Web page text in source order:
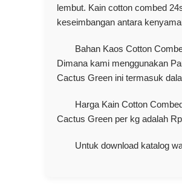
lembut. Kain cotton combed
keseimbangan antara
Bahan Kaos Cotton
Dimana kami menggunakan
Cactus Green ini termasuk
Harga Kain Cotton
Cactus Green per kg adalah
Untuk download katalog